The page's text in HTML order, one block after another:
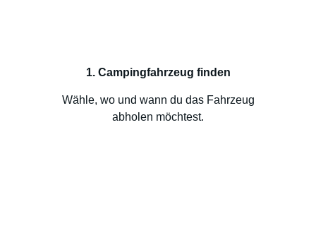
1. Campingfahrzeug finden
Wähle, wo und wann du das Fahrzeug
abholen möchtest.